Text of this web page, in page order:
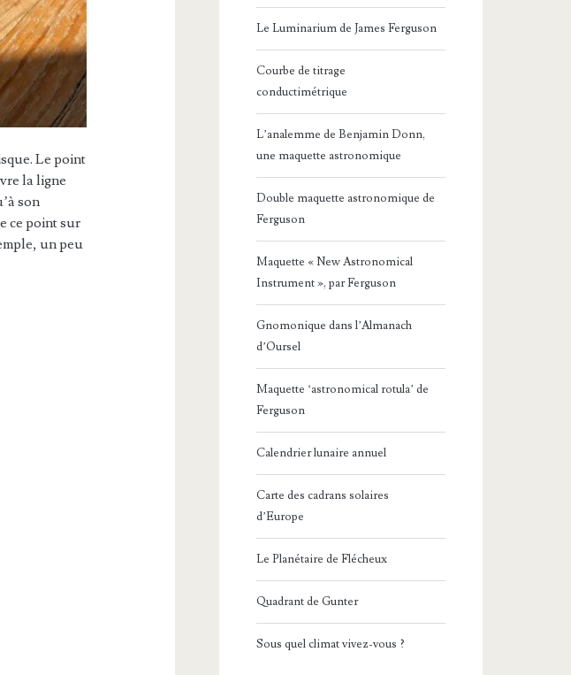
Le point
la ligne
son
ce point sur
un peu
Le Luminarium de James Ferguson
Courbe de titrage
conductimétrique
L’analemme de Benjamin Donn,
une maquette astronomique
Double maquette astronomique de
Ferguson
Maquette « New Astronomical
Instrument », par Ferguson
Gnomonique dans l’Almanach
d’Oursel
Maquette ‘astronomical rotula’ de
Ferguson
Calendrier lunaire annuel
Carte des cadrans solaires
d’Europe
Le Planétaire de Flécheux
Quadrant de Gunter
Sous quel climat vivez-vous ?